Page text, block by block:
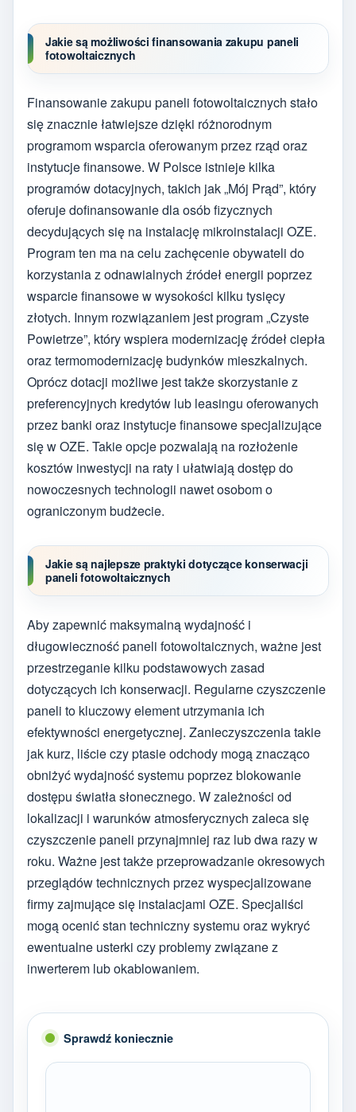
Jakie są możliwości finansowania zakupu paneli
fotowoltaicznych
Finansowanie zakupu paneli fotowoltaicznych stało
się znacznie łatwiejsze dzięki różnorodnym
programom wsparcia oferowanym przez rząd oraz
instytucje finansowe. W Polsce istnieje kilka
programów dotacyjnych, takich jak „Mój Prąd”, który
oferuje dofinansowanie dla osób fizycznych
decydujących się na instalację mikroinstalacji OZE.
Program ten ma na celu zachęcenie obywateli do
korzystania z odnawialnych źródeł energii poprzez
wsparcie finansowe w wysokości kilku tysięcy
złotych. Innym rozwiązaniem jest program „Czyste
Powietrze”, który wspiera modernizację źródeł ciepła
oraz termomodernizację budynków mieszkalnych.
Oprócz dotacji możliwe jest także skorzystanie z
preferencyjnych kredytów lub leasingu oferowanych
przez banki oraz instytucje finansowe specjalizujące
się w OZE. Takie opcje pozwalają na rozłożenie
kosztów inwestycji na raty i ułatwiają dostęp do
nowoczesnych technologii nawet osobom o
ograniczonym budżecie.
Jakie są najlepsze praktyki dotyczące konserwacji
paneli fotowoltaicznych
Aby zapewnić maksymalną wydajność i
długowieczność paneli fotowoltaicznych, ważne jest
przestrzeganie kilku podstawowych zasad
dotyczących ich konserwacji. Regularne czyszczenie
paneli to kluczowy element utrzymania ich
efektywności energetycznej. Zanieczyszczenia takie
jak kurz, liście czy ptasie odchody mogą znacząco
obniżyć wydajność systemu poprzez blokowanie
dostępu światła słonecznego. W zależności od
lokalizacji i warunków atmosferycznych zaleca się
czyszczenie paneli przynajmniej raz lub dwa razy w
roku. Ważne jest także przeprowadzanie okresowych
przeglądów technicznych przez wyspecjalizowane
firmy zajmujące się instalacjami OZE. Specjaliści
mogą ocenić stan techniczny systemu oraz wykryć
ewentualne usterki czy problemy związane z
inwerterem lub okablowaniem.
Sprawdź koniecznie